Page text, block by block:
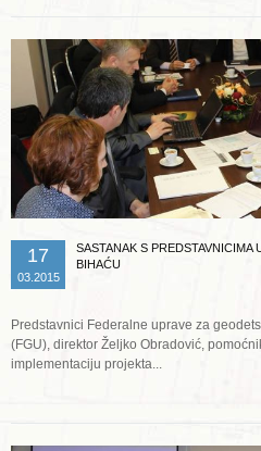
17
03.2015
SASTANAK S
BIHAĆU
Predstavnici Federalne uprave za
(FGU), direktor Željko Obradović,
implementaciju projekta...